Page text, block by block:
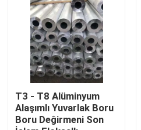
Teklif isteği
Mill Finish Alüminyum Rulo
Renkli Kaplamalı Alüminyum
Soğuk Haddelenmiş
T3 - T8 Alüminyum
Alaşımlı Yuvarlak Boru
Boru Değirmeni Son